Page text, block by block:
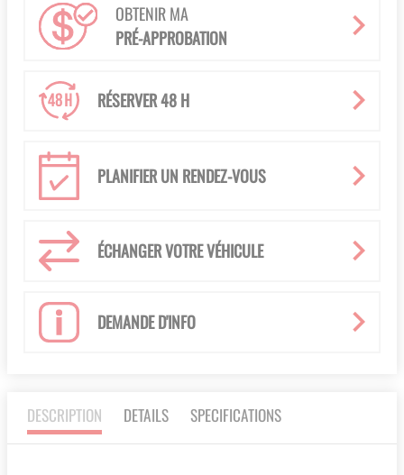
OBTENIR MA
PRÉ-APPROBATION
RÉSERVER 48 H
PLANIFIER UN RENDEZ-VOUS
ÉCHANGER VOTRE VÉHICULE
DEMANDE D'INFO
DESCRIPTION DETAILS SPECIFICATIONS